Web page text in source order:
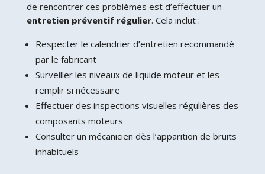
de rencontrer ces problèmes est d’effectuer un
entretien préventif régulier. Cela inclut :
Respecter le calendrier d’entretien recommandé
par le fabricant
Surveiller les niveaux de liquide moteur et les
remplir si nécessaire
Effectuer des inspections visuelles régulières des
composants moteurs
Consulter un mécanicien dès l’apparition de bruits
inhabituels